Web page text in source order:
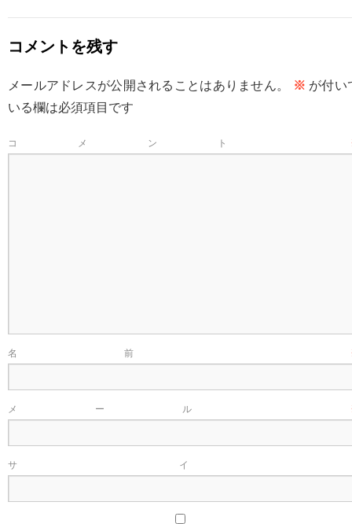
コメントを残す
メールアドレスが公開されることはありません。 ※ が付い
いる欄は必須項目です
コメント
名前
メール
サイ